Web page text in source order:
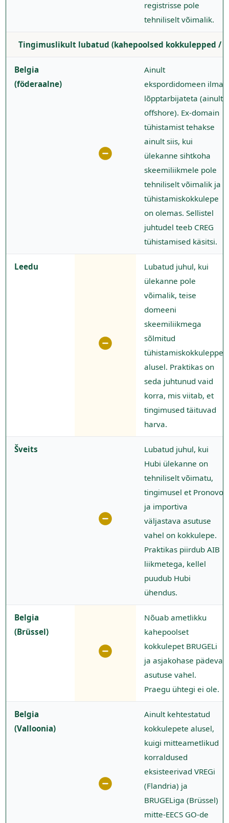
registrisse pole
tehniliselt võimalik.
Tingimuslikult lubatud (kahepoolsed kokkulepped /
Belgia
(föderaalne)
Ainult
ekspordidomeen ilma
lõpptarbijateta (ainult
offshore). Ex-domain
tühistamist tehakse
ainult siis, kui
ülekanne sihtkoha
skeemiliikmele pole
tehniliselt võimalik ja
tühistamiskokkulepe
on olemas. Sellistel
juhtudel teeb CREG
tühistamised käsitsi.
Leedu
Lubatud juhul, kui
ülekanne pole
võimalik, teise
domeeni
skeemiliikmega
sõlmitud
tühistamiskokkuleppe
alusel. Praktikas on
seda juhtunud vaid
korra, mis viitab, et
tingimused täituvad
harva.
Šveits
Lubatud juhul, kui
Hubi ülekanne on
tehniliselt võimatu,
tingimusel et Pronovo
ja importiva
väljastava asutuse
vahel on kokkulepe.
Praktikas piirdub AIB
liikmetega, kellel
puudub Hubi
ühendus.
Belgia
(Brüssel)
Nõuab ametlikku
kahepoolset
kokkulepet BRUGELi
ja asjakohase pädeva
asutuse vahel.
Praegu ühtegi ei ole.
Belgia
(Valloonia)
Ainult kehtestatud
kokkulepete alusel,
kuigi mitteametlikud
korraldused
eksisteerivad VREGi
(Flandria) ja
BRUGELiga (Brüssel)
mitte-EECS GO-de